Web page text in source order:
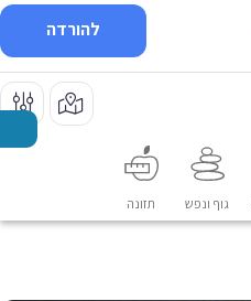
להורדה
גוף ונפש תזונה